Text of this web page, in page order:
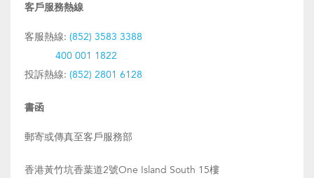
客戶服務熱線
客服熱線: (852) 3583 3388
400 001 1822
投訴熱線: (852) 2801 6128
書函
郵寄或傳真至客戶服務部
香港黃竹坑香葉道2號One Island South 15樓